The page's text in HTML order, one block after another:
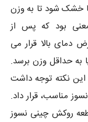
خشک شود تا به وزن
بود که پس از
دمای بالا قرار می
به حداقل وزن برسد.
این نکته توجه داشت
مناسب، قرار داد.
روکش چینی نسوز